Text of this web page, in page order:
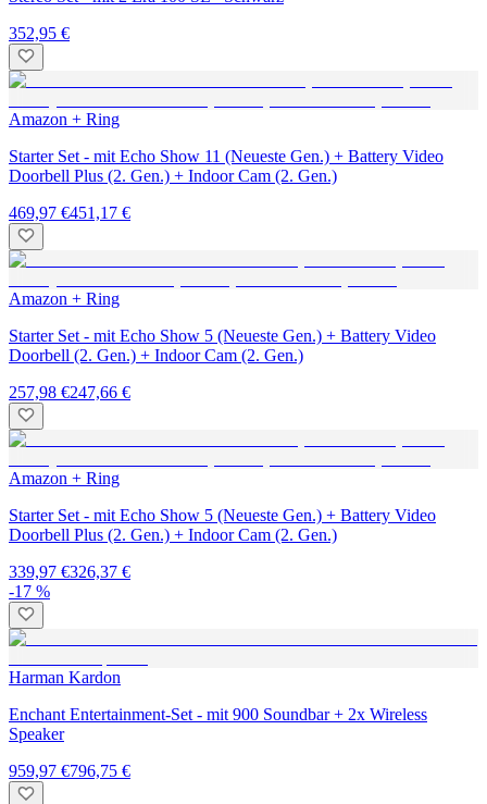
352,95 €
Amazon + Ring
Starter Set - mit Echo Show 11 (Neueste Gen.) + Battery Video
Doorbell Plus (2. Gen.) + Indoor Cam (2. Gen.)
469,97 €451,17 €
Amazon + Ring
Starter Set - mit Echo Show 5 (Neueste Gen.) + Battery Video
Doorbell (2. Gen.) + Indoor Cam (2. Gen.)
257,98 €247,66 €
Amazon + Ring
Starter Set - mit Echo Show 5 (Neueste Gen.) + Battery Video
Doorbell Plus (2. Gen.) + Indoor Cam (2. Gen.)
339,97 €326,37 €
-17 %
Harman Kardon
Enchant Entertainment-Set - mit 900 Soundbar + 2x Wireless
Speaker
959,97 €796,75 €